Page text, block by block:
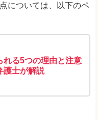
については、以下のペ
れる5つの理由と注意
護士が解説